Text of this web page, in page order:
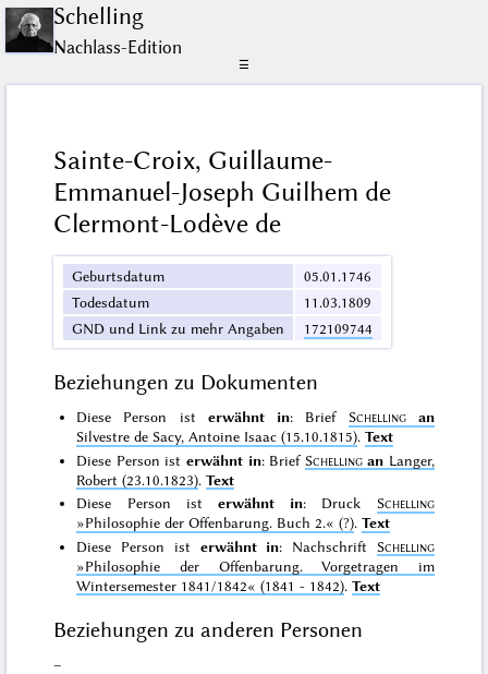
Schelling
Nachlass-Edition
☰
Sainte-Croix, Guillaume-
Emmanuel-Joseph Guilhem de
Clermont-Lodève de
Geburtsdatum
05.01.1746
Todesdatum
11.03.1809
GND und Link zu mehr Angaben
172109744
Beziehungen zu Dokumenten
Diese Person ist erwähnt in: Brief Schelling
an
Silvestre de Sacy, Antoine Isaac (15.10.1815).Text
Diese Person ist erwähnt in: Brief Schelling an Langer,
Robert (23.10.1823).Text
Diese Person ist erwähnt in: Druck Schelling
»Philosophie der Offenbarung. Buch 2.« (?).Text
Diese Person ist erwähnt in: Nachschrift Schelling
»Philosophie der Offenbarung. Vorgetragen im
Wintersemester 1841/1842« (1841 - 1842).Text
Beziehungen zu anderen Personen
–